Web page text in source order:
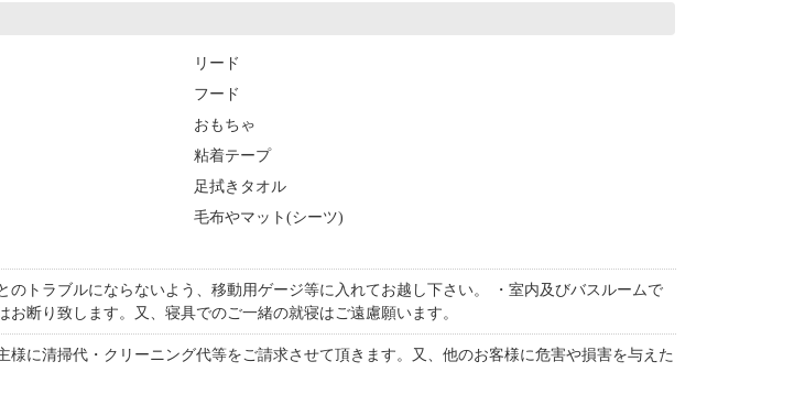
リード
フード
おもちゃ
粘着テープ
足拭きタオル
毛布やマット(シーツ)
のトラブルにならないよう、移動用ゲージ等に入れてお越し下さい。 ・室内及びバスルームで
断り致します。又、寝具でのご一緒の就寝はご遠慮願います。
様に清掃代・クリーニング代等をご請求させて頂きます。又、他のお客様に危害や損害を与えた